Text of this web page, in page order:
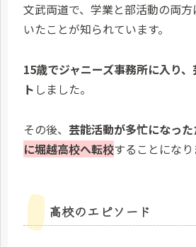
文武両道で、学業と部活動の両
いたことが知られています。
15歳でジャニーズ事務所に入り
ト しました。
その後、 芸能活動が多忙になった
に堀越高校へ転校することになり
高校のエピソード